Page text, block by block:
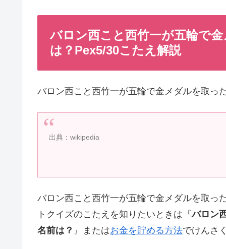
バロン西こと西竹一が五輪で
は？Pex5/30こたえ解説
バロン西こと西竹一が五輪で金メダルを取っ
出典：wikipedia
バロン西こと西竹一が五輪で金メダルを取っ
トクイズのこたえを知りたいときは『バロン
名前は？ 』またはお金を貯める方法でけんさ